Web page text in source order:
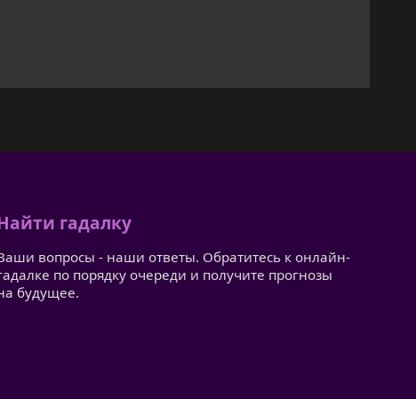
гадалку
вопросы - наши ответы. Обратитесь к онлайн-
по порядку очереди и получите прогнозы
будущее.